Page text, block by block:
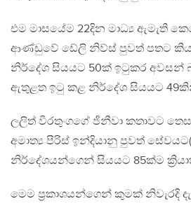
එම මාසයේම 22දින මාධ්‍ය ඇමැති
ආණ්ඩුවේ ඩේලි නිව්ස් පුවත් පතට
නිර්දේශ සියයට 50ක් ඉටුකර අවසන්
ඇතුළත ඉටු කළ නිර්දේශ සියයට
ලලිත් වීරතුංගගේ ජිනීවා කතාවට
අමාත්‍ය පීරිස් ඉන්දියානු පුවත්
නිර්දේශයන්ගෙන් සියයට 85ක්ම
මෙම ප්‍රකාශයන්ගෙන් කුමක් නිවැරදි